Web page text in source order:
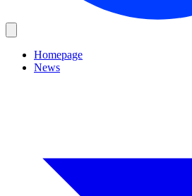
Homepage
News